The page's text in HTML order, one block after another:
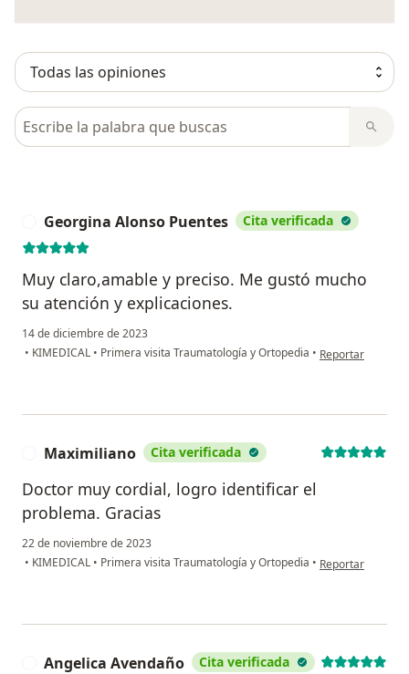
Busca en opiniones
Georgina Alonso Puentes Cita verificada
Muy claro,amable y preciso. Me gustó mucho
su atención y explicaciones.
14 de diciembre de 2023
• KIMEDICAL • Primera visita Traumatología y Ortopedia • en opinión del
Reportar
Maximiliano Cita verificada
Doctor muy cordial, logro identificar el
problema. Gracias
22 de noviembre de 2023
• KIMEDICAL • Primera visita Traumatología y Ortopedia • en opinión del
Reportar
Angelica Avendaño Cita verificada